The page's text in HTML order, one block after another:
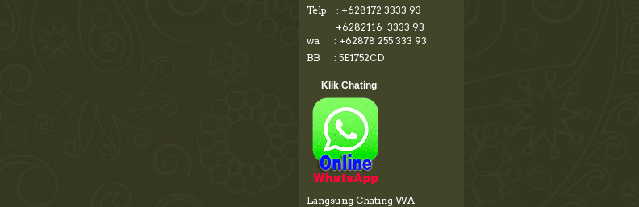
Telp : +628172 3333 93
+6282116 3333 93
wa : +62878 255 333 93
BB : 5E1752CD
Klik Chating
Langsung Chating WA